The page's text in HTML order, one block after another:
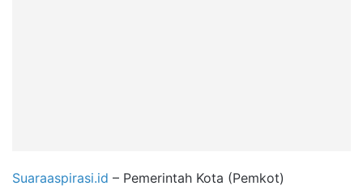
Suaraaspirasi.id – Pemerintah Kota (Pemkot)